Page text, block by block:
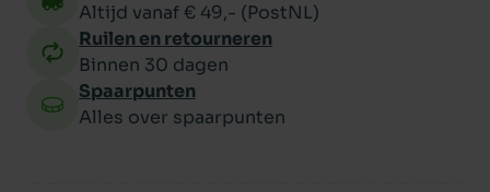
Altijd vanaf € 49,- (PostNL)
Ruilen en retourneren
Binnen 30 dagen
Spaarpunten
Alles over spaarpunten